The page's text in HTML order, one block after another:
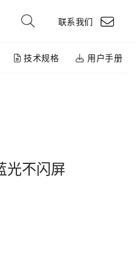
联系我们
技术规格 用户手册
光不闪屏